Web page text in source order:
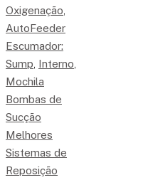
Oxigenação,
AutoFeeder
Escumador:
Sump, Interno,
Mochila
Bombas de
Sucção
Melhores
Sistemas de
Reposição